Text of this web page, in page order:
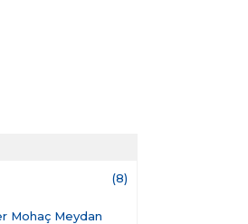
(8)
Mohaç Meydan